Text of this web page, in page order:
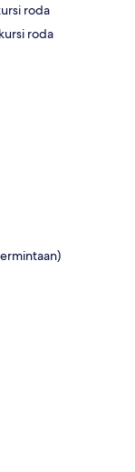
roda
roda